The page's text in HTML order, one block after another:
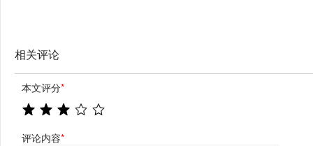
相关评论
本文评分*
评论内容*